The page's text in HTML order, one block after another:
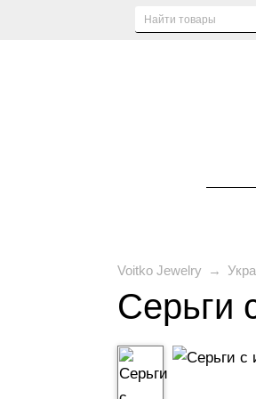
Voitko Jewelry →
Серьги